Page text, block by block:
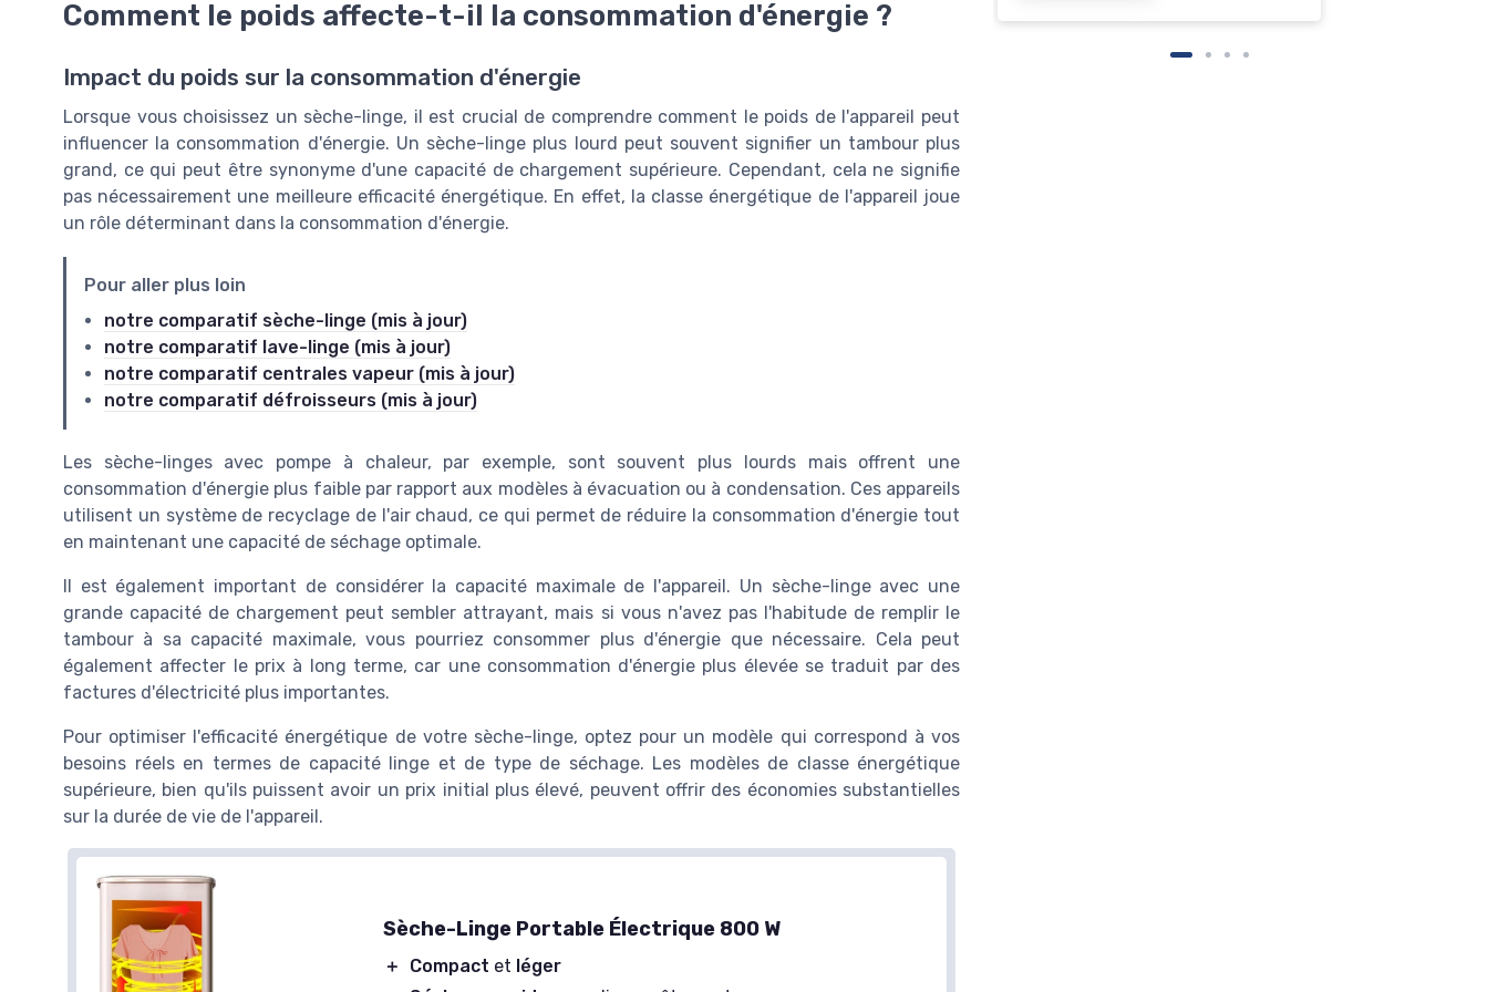
Comment le poids affecte-t-il la consommation d'énergie ?
Impact du poids sur la consommation d'énergie
Lorsque vous choisissez un sèche-linge, il est crucial de comprendre comment le poids de l'appareil peut
influencer la consommation d'énergie. Un sèche-linge plus lourd peut souvent signifier un tambour plus
grand, ce qui peut être synonyme d'une capacité de chargement supérieure. Cependant, cela ne signifie
pas nécessairement une meilleure efficacité énergétique. En effet, la classe énergétique de l'appareil joue
un rôle déterminant dans la consommation d'énergie.
Pour aller plus loin
notre comparatif sèche-linge (mis à jour)
notre comparatif lave-linge (mis à jour)
notre comparatif centrales vapeur (mis à jour)
notre comparatif défroisseurs (mis à jour)
Les sèche-linges avec pompe à chaleur, par exemple, sont souvent plus lourds mais offrent une
consommation d'énergie plus faible par rapport aux modèles à évacuation ou à condensation. Ces appareils
utilisent un système de recyclage de l'air chaud, ce qui permet de réduire la consommation d'énergie tout
en maintenant une capacité de séchage optimale.
Il est également important de considérer la capacité maximale de l'appareil. Un sèche-linge avec une
grande capacité de chargement peut sembler attrayant, mais si vous n'avez pas l'habitude de remplir le
tambour à sa capacité maximale, vous pourriez consommer plus d'énergie que nécessaire. Cela peut
également affecter le prix à long terme, car une consommation d'énergie plus élevée se traduit par des
factures d'électricité plus importantes.
Pour optimiser l'efficacité énergétique de votre sèche-linge, optez pour un modèle qui correspond à vos
besoins réels en termes de capacité linge et de type de séchage. Les modèles de classe énergétique
supérieure, bien qu'ils puissent avoir un prix initial plus élevé, peuvent offrir des économies substantielles
sur la durée de vie de l'appareil.
Sèche-Linge Portable Électrique 800 W
＋ Compact et léger